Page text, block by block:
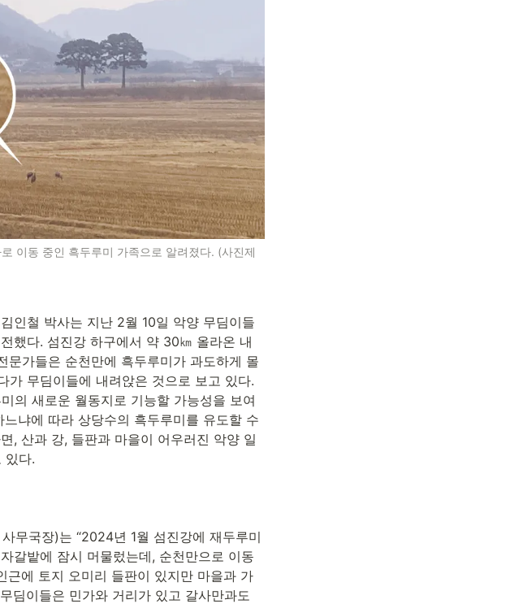
이동 중인 흑두루미 가족으로 알려졌다. (사진제
인철 박사는 지난 2월 10일 악양 무딤이들
했다. 섬진강 하구에서 약 30㎞ 올라온 내
가들은 순천만에 흑두루미가 과도하게 몰
가 무딤이들에 내려앉은 것으로 보고 있다.
의 새로운 월동지로 기능할 가능성을 보여
냐에 따라 상당수의 흑두루미를 유도할 수
, 산과 강, 들판과 마을이 어우러진 악양 일
있다.
무국장)는 “2024년 1월 섬진강에 재두루미
갈밭에 잠시 머물렀는데, 순천만으로 이동
근에 토지 오미리 들판이 있지만 마을과 가
딤이들은 민가와 거리가 있고 갈사만과도